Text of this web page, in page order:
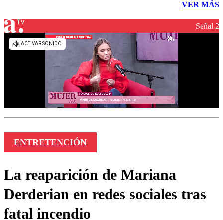
VER MÁS
Señal 2
ENTRETENCIÓN
La reaparición de Mariana
Derderian en redes sociales tras
fatal incendio